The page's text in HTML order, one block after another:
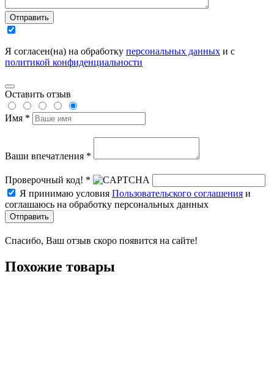
Отправить
Я согласен(на) на обработку персональных данных и с
политикой конфиденциальности
Оставить отзыв
Имя *
Ваши впечатления *
Проверочный код! *
Я принимаю условия Пользовательского соглашения и
соглашаюсь на обработку персональных данных
Отправить
Спасибо, Ваш отзыв скоро появится на сайте!
Похожие товары